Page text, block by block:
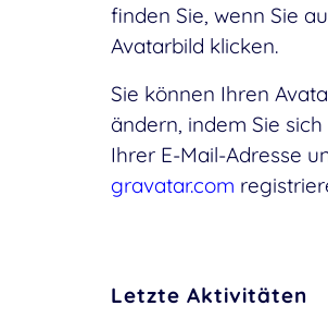
finden Sie, wenn Sie
Avatarbild klicken.
Sie können Ihren
ändern, indem Sie
Ihrer E-Mail-Adresse
gravatar.com
Letzte Aktivitäten